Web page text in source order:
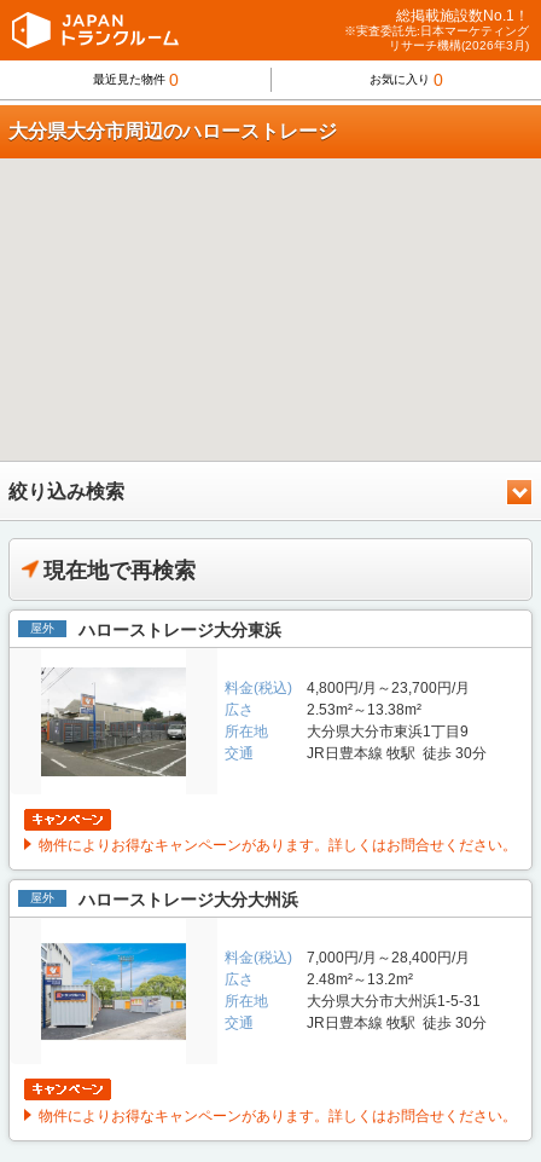
総掲載施設数No.1！
※実査委託先:日本マーケティング
リサーチ機構(2026年3月)
最近見た物件 0 お気に入り 0
大分県大分市周辺のハローストレージ
絞り込み検索
現在地で再検索
屋外 ハローストレージ大分東浜
料金(税込)
4,800円/月～23,700円/月
広さ
2.53m²～13.38m²
所在地
大分県大分市東浜1丁目9
交通
JR日豊本線 牧駅 徒歩 30分
物件によりお得なキャンペーンがあります。詳しくはお問合せください。
屋外 ハローストレージ大分大州浜
料金(税込)
7,000円/月～28,400円/月
広さ
2.48m²～13.2m²
所在地
大分県大分市大州浜1-5-31
交通
JR日豊本線 牧駅 徒歩 30分
物件によりお得なキャンペーンがあります。詳しくはお問合せください。